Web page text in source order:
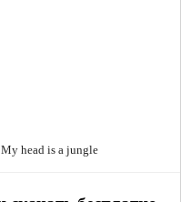
My head is a jungle